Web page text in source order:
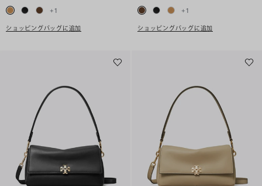
+1
ショッピングバッグに追加
+1
ショッピングバッグに追加